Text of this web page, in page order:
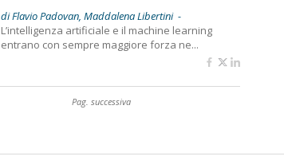
di Flavio Padovan, Maddalena Libertini -
L’intelligenza artificiale e il machine learning
entrano con sempre maggiore forza ne...
Pag. successiva